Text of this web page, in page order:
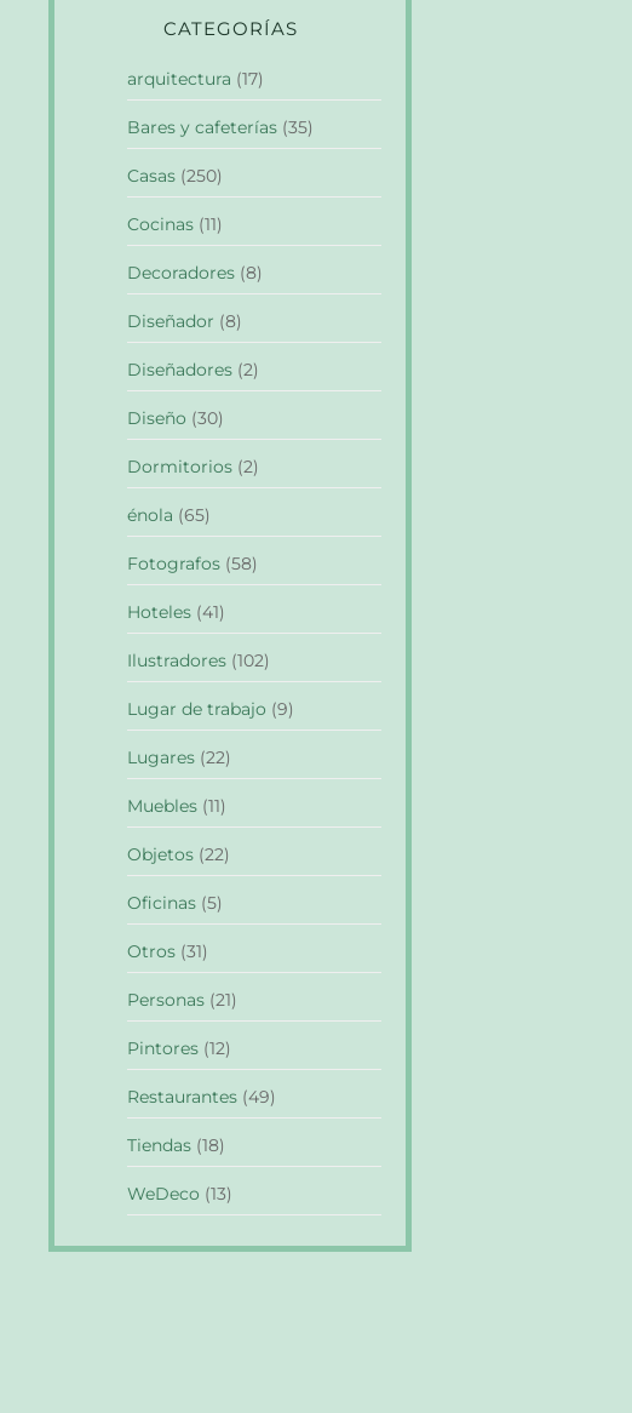
CATEGORÍAS
arquitectura (17)
Bares y cafeterías (35)
Casas (250)
Cocinas (11)
Decoradores (8)
Diseñador (8)
Diseñadores (2)
Diseño (30)
Dormitorios (2)
énola (65)
Fotografos (58)
Hoteles (41)
Ilustradores (102)
Lugar de trabajo (9)
Lugares (22)
Muebles (11)
Objetos (22)
Oficinas (5)
Otros (31)
Personas (21)
Pintores (12)
Restaurantes (49)
Tiendas (18)
WeDeco (13)